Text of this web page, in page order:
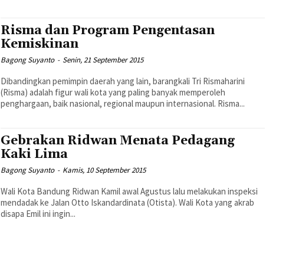
Risma dan Program Pengentasan
Kemiskinan
Bagong Suyanto - Senin, 21 September 2015
Dibandingkan pemimpin daerah yang lain, barangkali Tri Rismaharini
(Risma) adalah figur wali kota yang paling banyak memperoleh
penghargaan, baik nasional, regional maupun internasional. Risma...
Gebrakan Ridwan Menata Pedagang
Kaki Lima
Bagong Suyanto - Kamis, 10 September 2015
Wali Kota Bandung Ridwan Kamil awal Agustus lalu melakukan inspeksi
mendadak ke Jalan Otto Iskandardinata (Otista). Wali Kota yang akrab
disapa Emil ini ingin...